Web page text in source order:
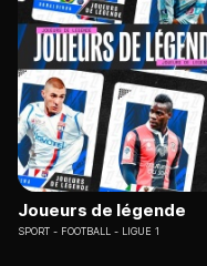
Joueurs de légende
SPORT FOOTBALL - LIGUE 1